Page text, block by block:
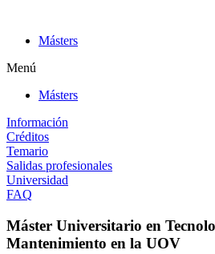
contenidoMásters
Menú
Másters
Información
Créditos
Temario
Salidas profesionales
Universidad
FAQ
Máster Universitario en
Mantenimiento en la UOV